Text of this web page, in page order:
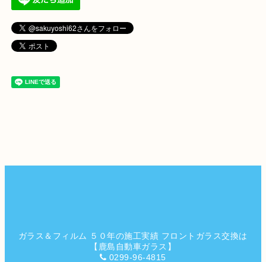
ガラス＆フィルム ５０年の施工実績 フロントガラス交換は
【鹿島自動車ガラス】
0299-96-4815